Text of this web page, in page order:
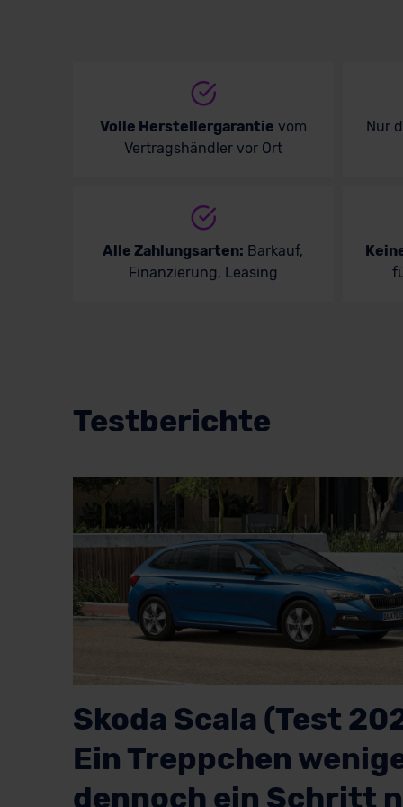
Volle Herstellergarantie vom
Vertragshändler vor Ort
Nur
Alle Zahlungsarten: Barkauf,
Finanzierung, Leasing
Testberichte
Skoda Scala (Test
Ein Treppchen
dennoch ein Schritt